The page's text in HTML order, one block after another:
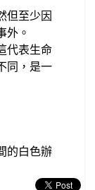
但至少因
外。
代表生命
同，是一
的白色辦